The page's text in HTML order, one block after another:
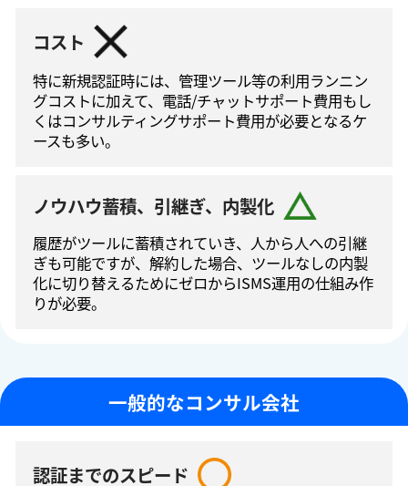
コスト
特に新規認証時には、管理ツール等の利⽤ランニン
グコストに加えて、電話/チャットサポート費⽤もし
くはコンサルティングサポート費⽤が必要となるケ
ースも多い。
ノウハウ蓄積、引継ぎ、内製化
履歴がツールに蓄積されていき、人から人への引継
ぎも可能ですが、解約した場合、ツールなしの内製
化に切り替えるためにゼロからISMS運⽤の仕組み作
りが必要。
一般的なコンサル会社
認証までのスピード